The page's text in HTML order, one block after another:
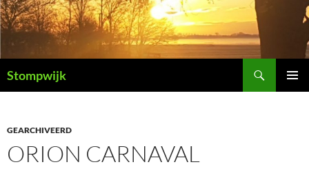
Ga
naar
inhoud
Stompwijk
GEARCHIVEERD
ORION CARNAVAL